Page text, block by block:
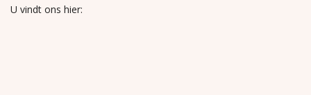
U vindt ons hier: